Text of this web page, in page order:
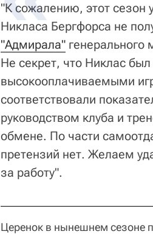
"К сожалению, этот сезон
Никласа Бергфорса не
"Адмирала"
Не секрет, что Никлас
высокооплачиваемыми
соответствовали
руководством клуба и
обмене. По части
претензий нет. Желаем
за работу".
Церенок в нынешнем сезоне